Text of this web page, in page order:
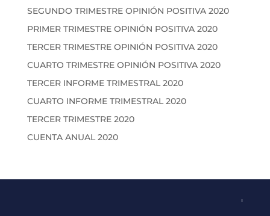
SEGUNDO TRIMESTRE OPINIÓN POSITIVA 2020
PRIMER TRIMESTRE OPINIÓN POSITIVA 2020
TERCER TRIMESTRE OPINIÓN POSITIVA 2020
CUARTO TRIMESTRE OPINIÓN POSITIVA 2020
TERCER INFORME TRIMESTRAL 2020
CUARTO INFORME TRIMESTRAL 2020
TERCER TRIMESTRE 2020
CUENTA ANUAL 2020